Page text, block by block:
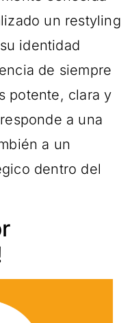
un restyling
identidad
de siempre
potente, clara y
a una
a un
dentro del